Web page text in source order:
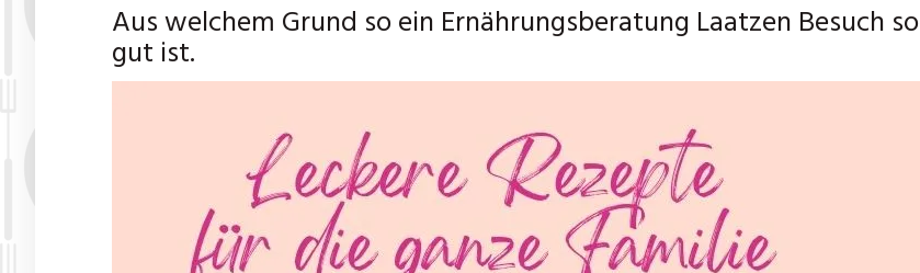
Aus welchem Grund so ein Ernährungsberatung Laatzen Besuch so
gut ist.